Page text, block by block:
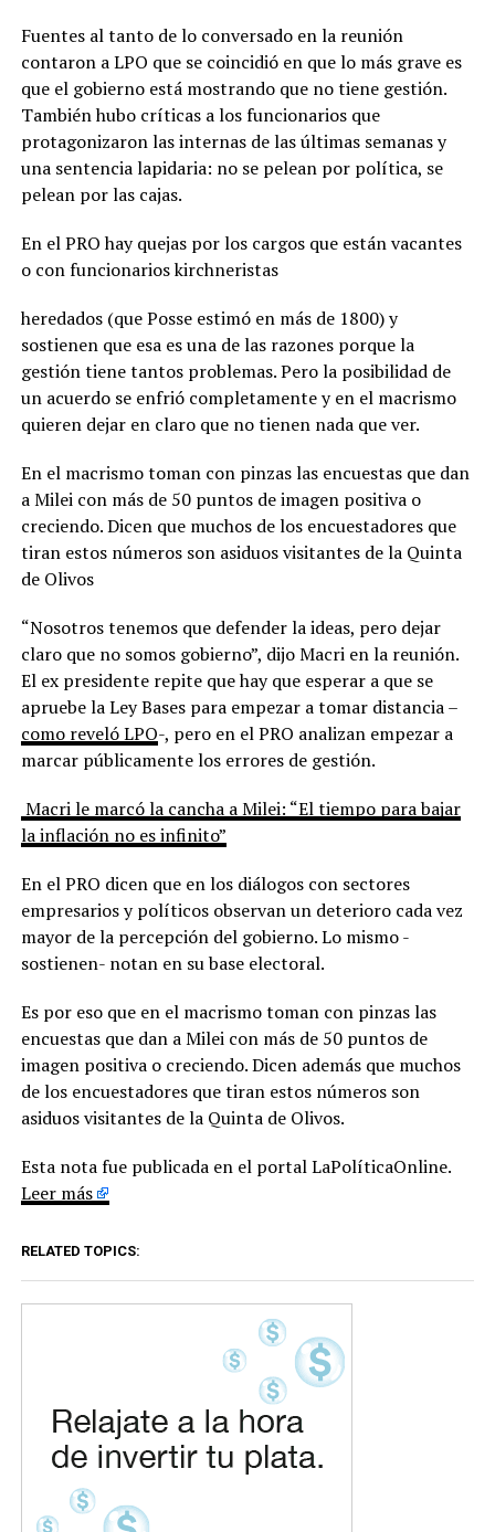
Fuentes al tanto de lo conversado en la reunión
contaron a LPO que se coincidió en que lo más grave es
que el gobierno está mostrando que no tiene gestión.
También hubo críticas a los funcionarios que
protagonizaron las internas de las últimas semanas y
una sentencia lapidaria: no se pelean por política, se
pelean por las cajas.
En el PRO hay quejas por los cargos que están vacantes
o con funcionarios kirchneristas
heredados (que Posse estimó en más de 1800) y
sostienen que esa es una de las razones porque la
gestión tiene tantos problemas. Pero la posibilidad de
un acuerdo se enfrió completamente y en el macrismo
quieren dejar en claro que no tienen nada que ver.
En el macrismo toman con pinzas las encuestas que dan
a Milei con más de 50 puntos de imagen positiva o
creciendo. Dicen que muchos de los encuestadores que
tiran estos números son asiduos visitantes de la Quinta
de Olivos
“Nosotros tenemos que defender la ideas, pero dejar
claro que no somos gobierno”, dijo Macri en la reunión.
El ex presidente repite que hay que esperar a que se
apruebe la Ley Bases para empezar a tomar distancia –
como reveló LPO-, pero en el PRO analizan empezar a
marcar públicamente los errores de gestión.
Macri le marcó la cancha a Milei: “El tiempo para bajar
la inflación no es infinito”
En el PRO dicen que en los diálogos con sectores
empresarios y políticos observan un deterioro cada vez
mayor de la percepción del gobierno. Lo mismo -
sostienen- notan en su base electoral.
Es por eso que en el macrismo toman con pinzas las
encuestas que dan a Milei con más de 50 puntos de
imagen positiva o creciendo. Dicen además que muchos
de los encuestadores que tiran estos números son
asiduos visitantes de la Quinta de Olivos.
Esta nota fue publicada en el portal LaPolíticaOnline.
Leer más
RELATED TOPICS: